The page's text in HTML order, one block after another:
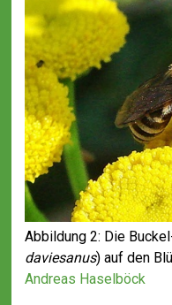
Abbildung 2: Die
daviesanus) auf den
Andreas Haselböck